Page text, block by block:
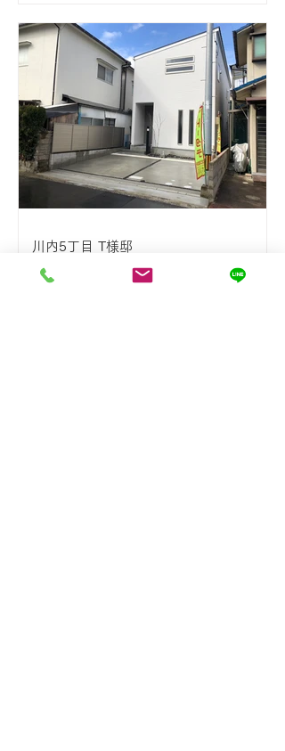
川内5丁目 T様邸